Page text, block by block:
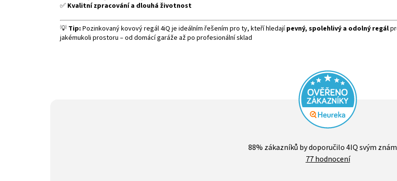
✅ Kvalitní zpracování a dlouhá životnost
💡 Tip: Pozinkovaný kovový regál 4iQ je ideálním řešením pro ty, kteří hledajípevný, spolehlivý a odolný regál
jakémukoli prostoru – od domácí garáže až po profesionální sklad
hodnocení
obchodu
je
88% zákazníků by doporučilo 4IQ svým
77 hodnocení